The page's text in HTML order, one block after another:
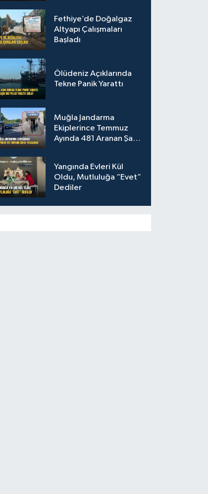
Fethiye’de Doğalgaz
Altyapı Çalışmaları
Başladı
Ölüdeniz Açıklarında
Tekne Panik Yarattı
Muğla Jandarma
Ekiplerince Temmuz
Ayında 481 Aranan Şahıs
Yangında Evleri Kül
Oldu, Mutluluğa “Evet”
Dediler